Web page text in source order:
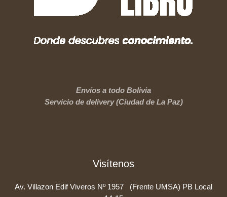
Envíos a todo Bolivia
Servicio de delivery (Ciudad de La Paz)
Visítenos
Av. Villazon Edif Viveros Nº 1957 (Frente UMSA) PB Local